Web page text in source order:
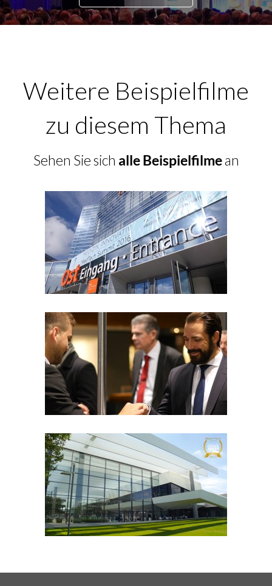
Weitere Beispielfilme
zu diesem Thema
Sehen Sie sich alle Beispielfilmean